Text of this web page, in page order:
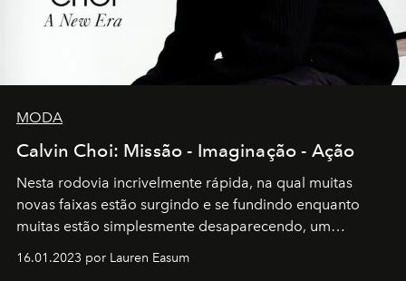
MODA
Calvin Choi: Missão - Imaginação - Ação
Nesta rodovia incrivelmente rápida, na qual muitas
novas faixas estão surgindo e se fundindo enquanto
muitas estão simplesmente desaparecendo, um
transportador AMTD abrindo caminho para muitos
16.01.2023 por Lauren Easum